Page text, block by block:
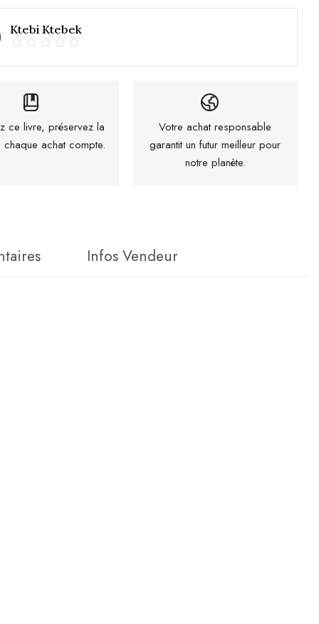
Ktebi Ktebek
ce livre, préservez la
chaque achat compte.
Votre achat responsable
garantit un futur meilleur pour
notre planète.
Infos Vendeur